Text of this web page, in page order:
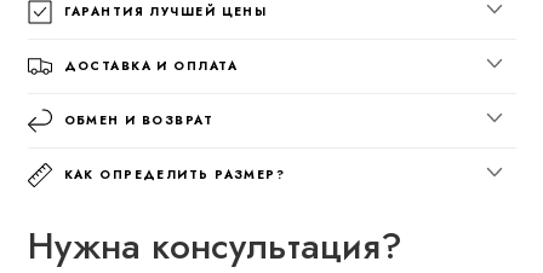
ГАРАНТИЯ ЛУЧШЕЙ ЦЕНЫ
ДОСТАВКА И ОПЛАТА
ОБМЕН И ВОЗВРАТ
КАК ОПРЕДЕЛИТЬ РАЗМЕР?
Нужна консультация?